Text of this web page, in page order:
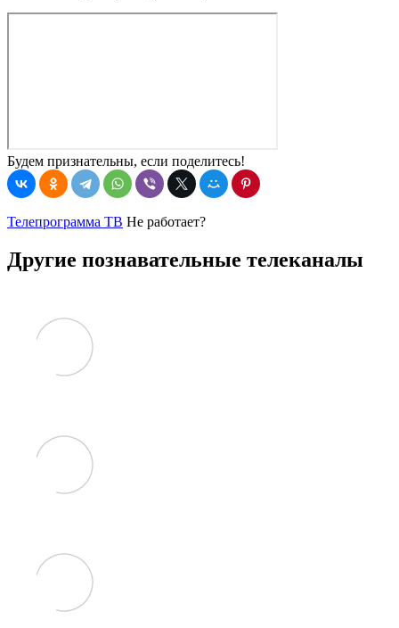
Будем признательны, если поделитесь!
Телепрограмма ТВ Не работает?
Другие познавательные телеканалы